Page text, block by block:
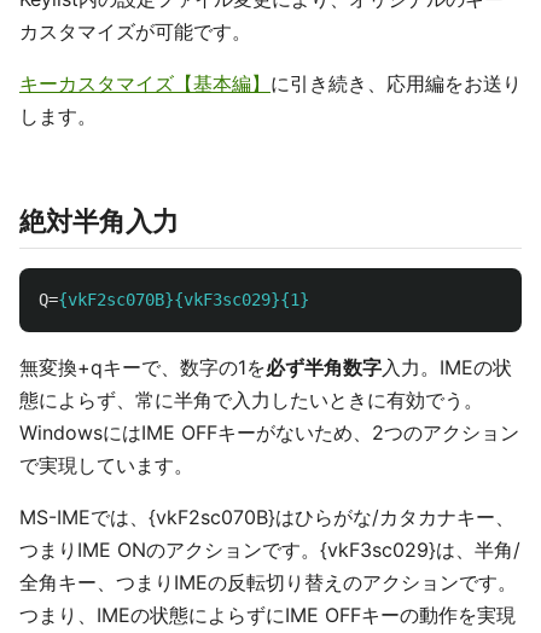
カスタマイズが可能です。
キーカスタマイズ【基本編】 に引き続き、応用編をお送り
します。
絶対半角入力
Q={vkF2sc070B}{vkF3sc029}{1}
無変換+qキーで、数字の1を必ず半角数字入力。IMEの状
態によらず、常に半角で入力したいときに有効でう。
WindowsにはIME OFFキーがないため、2つのアクション
で実現しています。
MS-IMEでは、{vkF2sc070B}はひらがな/カタカナキー、
つまりIME ONのアクションです。{vkF3sc029}は、半角/
全角キー、つまりIMEの反転切り替えのアクションです。
つまり、IMEの状態によらずにIME OFFキーの動作を実現